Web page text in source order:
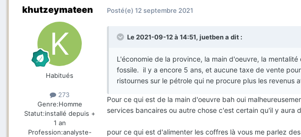
khutzeymateen
Habitués
273
Genre:Homme
Statut:installé depuis +
1 an
Profession:analyste-
Posté(e) 12 septembre 2021
Le 2021-09-12 à 14:51, juetbena dit :
L'économie de la province, la main d'oeuvre, la
fossile. il y a encore 5 ans, et aucune taxe de vente
ristournes sur le pétrole qui ne procure plus les revenus
Pour ce qui est de la main d'oeuvre bah oui
services bancaires ou autre chose c'est certain qu'il y aura
pour ce qui est d'alimenter les coffres là vous me parlez